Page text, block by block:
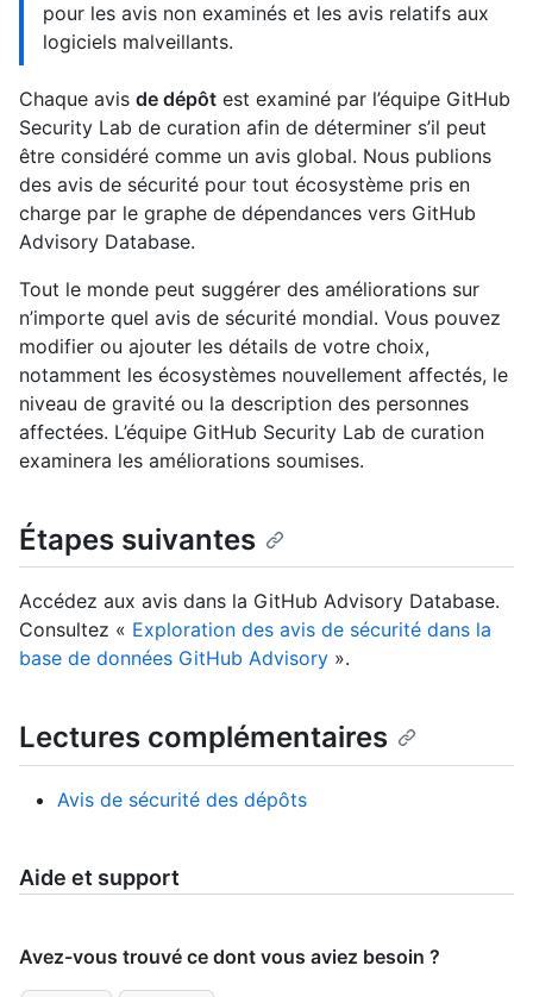
pour les avis non examinés et les avis relatifs aux
logiciels malveillants.
Chaque avis de dépôt est examiné par l’équipe GitHub
Security Lab de curation afin de déterminer s’il peut
être considéré comme un avis global. Nous publions
des avis de sécurité pour tout écosystème pris en
charge par le graphe de dépendances vers GitHub
Advisory Database.
Tout le monde peut suggérer des améliorations sur
n’importe quel avis de sécurité mondial. Vous pouvez
modifier ou ajouter les détails de votre choix,
notamment les écosystèmes nouvellement affectés, le
niveau de gravité ou la description des personnes
affectées. L’équipe GitHub Security Lab de curation
examinera les améliorations soumises.
Étapes suivantes
Accédez aux avis dans la GitHub Advisory Database.
Consultez « Exploration des avis de sécurité dans la
base de données GitHub Advisory ».
Lectures complémentaires
Avis de sécurité des dépôts
Aide et support
Avez-vous trouvé ce dont vous aviez besoin ?